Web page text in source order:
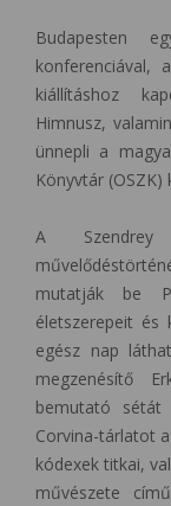
Budapesten
konferenciával,
kiállításhoz
Himnusz,
ünnepli a
Könyvtár (OSZK)
A Szendrey
mutatják be
életszerepeit és
egész nap
megzenésítő
bemutató sétát
Corvina-tárlatot
kódexek titkai,
művészete